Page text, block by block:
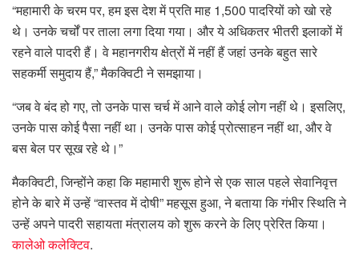
“महामारी के चरम पर, हम इस देश में प्रति माह 1,500 पादरियों को खो रहे
थे। उनके चर्चों पर ताला लगा दिया गया। और ये अधिकतर भीतरी इलाकों में
रहने वाले पादरी हैं। वे महानगरीय क्षेत्रों में नहीं हैं जहां उनके बहुत सारे
सहकर्मी समुदाय हैं,” मैकक्विटी ने समझाया।
“जब वे बंद हो गए, तो उनके पास चर्च में आने वाले कोई लोग नहीं थे। इसलिए,
उनके पास कोई पैसा नहीं था। उनके पास कोई प्रोत्साहन नहीं था, और वे
बस बेल पर सूख रहे थे।”
मैकक्विटी, जिन्होंने कहा कि महामारी शुरू होने से एक साल पहले सेवानिवृत्त
होने के बारे में उन्हें “वास्तव में दोषी” महसूस हुआ, ने बताया कि गंभीर स्थिति ने
उन्हें अपने पादरी सहायता मंत्रालय को शुरू करने के लिए प्रेरित किया।
कालेओ कलेक्टिव.